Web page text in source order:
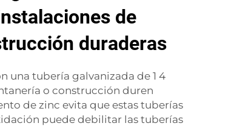
de
duraderas
una tubería galvanizada de 1 4
o construcción duren
de zinc evita que estas tuberías
puede debilitar las tuberías